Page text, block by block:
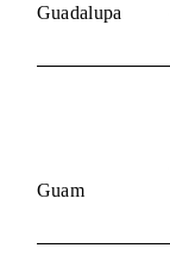
Guadalupa
Guam